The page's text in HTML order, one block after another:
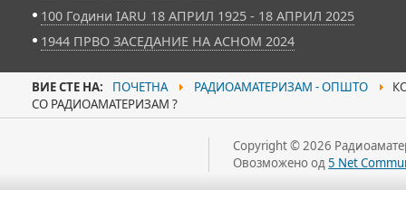
100 Години IARU 18 АПРИЛ 1925 - 18 АПРИЛ 2025
1944 ПРВО ЗАСЕДАНИЕ НА АСНОМ 2024
ВИЕ СТЕ НА: ПОЧЕТНА РАДИОАМАТЕРИЗАМ - ОПШТО
СО РАДИОАМАТЕРИЗАМ ?
Copyright © 2026
Овозможено од5 Net